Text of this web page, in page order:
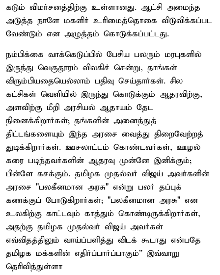
கடும் விமர்சனத்திற்கு உள்ளானது. ஆட்சி அமைந்த
அடுத்த நாளே மகளிர் உரிமைத்தொகை விடுவிக்கப்பட
வேண்டும் என அழுத்தம் கொடுக்கப்பட்டது.
நம்பிக்கை வாக்கெடுப்பில் பேசிய பலரும் மரபுகளில்
இருந்து வெகுதூரம் விலகிச் சென்று, தாங்கள்
விரும்பியதையெல்லாம் பதிவு செய்தார்கள். சில
கட்சிகள் வெளியில் இருந்து கொடுக்கும் ஆதரவிற்கு,
அளவிற்கு மீறி அரசியல் ஆதாயம் தேட
நினைக்கிறார்கள்; தங்களின் அனைத்துத்
திட்டங்களையும் இந்த அரசை வைத்து திறைவேற்றத்
துடிக்கிறார்கள். ஊசலாட்டம் கொண்டவர்கள், ஊழல்
கரை படிந்தவர்களின் ஆதரவு முன்னே இனிக்கும்;
பின்ளே கசக்கும். தமிழக முதல்வர் விஜய் அவர்களின்
அரசை "பலகீனமான அரசு" என்று பலர் தப்புக்
கணக்குப் போடுகிறார்கள்; "பலகீனமான அரசு" என
உலகிற்கு காட்டவும் காத்தும் கொண்டிருக்கிறார்கள்,
அதற்கு தமிழக முதல்வர் விஜய் அவர்கள்
எவ்விதத்திலும் வாய்ப்பளித்து விடக் கூடாது என்பதே
தமிழக மக்களின் எதிர்ப்பார்ப்பாகும்” இவ்வாறு
தெரிவித்துள்ளா